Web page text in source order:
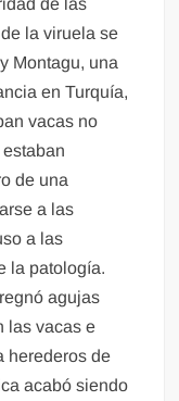
la viruela se
Montagu, una
en Turquía,
vacas no
de una
a las
a las
la patología.
agujas
las vacas e
herederos de
acabó siendo